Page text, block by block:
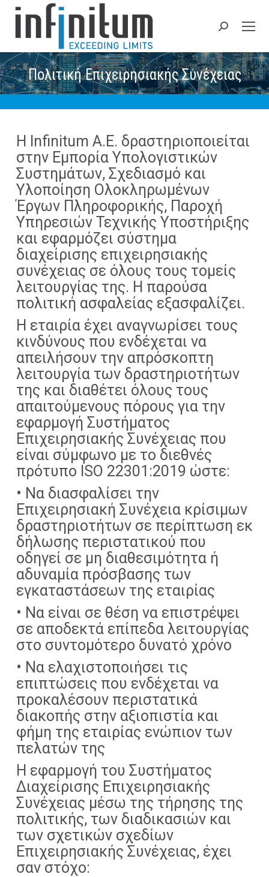
Search:
Πολιτική Επιχειρησιακής Συνέχειας
Η Infinitum A.E. δραστηριοποιείται
στην Εμπορία Υπολογιστικών
Συστημάτων, Σχεδιασμό και
Υλοποίηση Ολοκληρωμένων
Έργων Πληροφορικής, Παροχή
Υπηρεσιών Τεχνικής Υποστήριξης
και εφαρμόζει σύστημα
διαχείρισης επιχειρησιακής
συνέχειας σε όλους τους τομείς
λειτουργίας της. Η παρούσα
πολιτική ασφαλείας εξασφαλίζει.
Η εταιρία έχει αναγνωρίσει τους
κινδύνους που ενδέχεται να
απειλήσουν την απρόσκοπτη
λειτουργία των δραστηριοτήτων
της και διαθέτει όλους τους
απαιτούμενους πόρους για την
εφαρμογή Συστήματος
Επιχειρησιακής Συνέχειας που
είναι σύμφωνο με το διεθνές
πρότυπο ISO 22301:2019 ώστε:
• Να διασφαλίσει την
Επιχειρησιακή Συνέχεια κρίσιμων
δραστηριοτήτων σε περίπτωση εκ
δήλωσης περιστατικού που
οδηγεί σε μη διαθεσιμότητα ή
αδυναμία πρόσβασης των
εγκαταστάσεων της εταιρίας
• Να είναι σε θέση να επιστρέψει
σε αποδεκτά επίπεδα λειτουργίας
στο συντομότερο δυνατό χρόνο
• Να ελαχιστοποιήσει τις
επιπτώσεις που ενδέχεται να
προκαλέσουν περιστατικά
διακοπής στην αξιοπιστία και
φήμη της εταιρίας ενώπιον των
πελατών της
Η εφαρμογή του Συστήματος
Διαχείρισης Επιχειρησιακής
Συνέχειας μέσω της τήρησης της
πολιτικής, των διαδικασιών και
των σχετικών σχεδίων
Επιχειρησιακής Συνέχειας, έχει
σαν στόχο: